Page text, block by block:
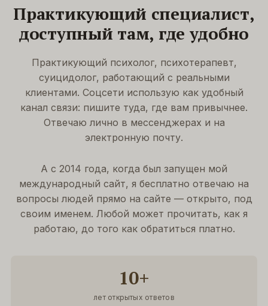
Практикующий специалист,
доступный там, где удобно
Практикующий психолог, психотерапевт,
суицидолог, работающий с реальными
клиентами. Соцсети использую как удобный
канал связи: пишите туда, где вам привычнее.
Отвечаю лично в мессенджерах и на
электронную почту.
А с 2014 года, когда был запущен мой
международный сайт, я бесплатно отвечаю на
вопросы людей прямо на сайте — открыто, под
своим именем. Любой может прочитать, как я
работаю, до того как обратиться платно.
10+
лет открытых ответов